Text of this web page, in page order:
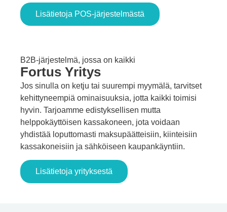
Lisätietoja POS-järjestelmästä
B2B-järjestelmä, jossa on kaikki
Fortus Yritys
Jos sinulla on ketju tai suurempi myymälä, tarvitset
kehittyneempiä ominaisuuksia, jotta kaikki toimisi
hyvin. Tarjoamme edistyksellisen mutta
helppokäyttöisen kassakoneen, jota voidaan
yhdistää loputtomasti maksupäätteisiin, kiinteisiin
kassakoneisiin ja sähköiseen kaupankäyntiin.
Lisätietoja yrityksestä